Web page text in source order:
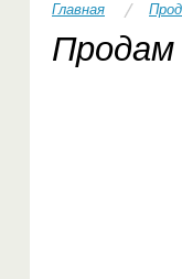
Главная
Продам